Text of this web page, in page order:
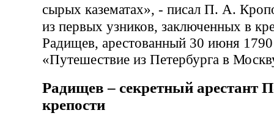
сырых казематах», - писал П. А.
из первых узников, заключенных в
Радищев, арестованный 30 июня 1790
«Путешествие из Петербурга в
Радищев – секретный арестант
крепости